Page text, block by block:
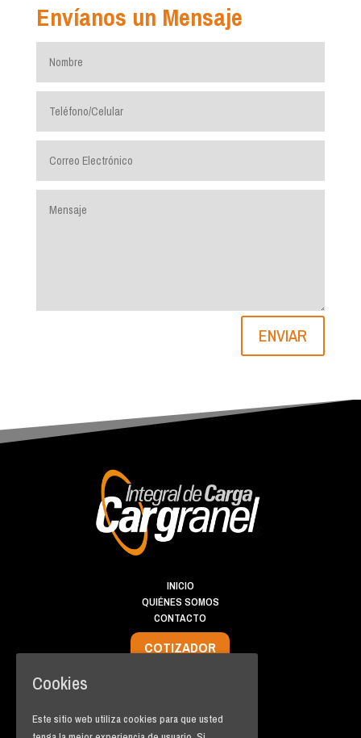
Envíanos un Mensaje
ENVIAR
INICIO
QUIÉNES SOMOS
CONTACTO
COTIZADOR
PBX: +57(4)
2883878
A.A 50013 Medellín
Cookies
Este sitio web utiliza cookies para que usted